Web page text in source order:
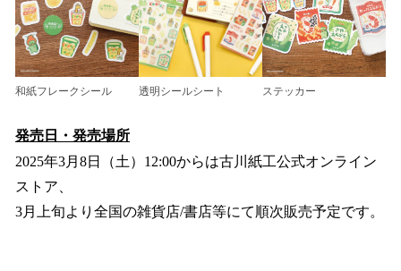
和紙フレークシール 透明シールシート ステッカー
発売日・発売場所
2025年3月8日（土）12:00からは古川紙工公式オンライン
ストア、
3月上旬より全国の雑貨店/書店等にて順次販売予定です。